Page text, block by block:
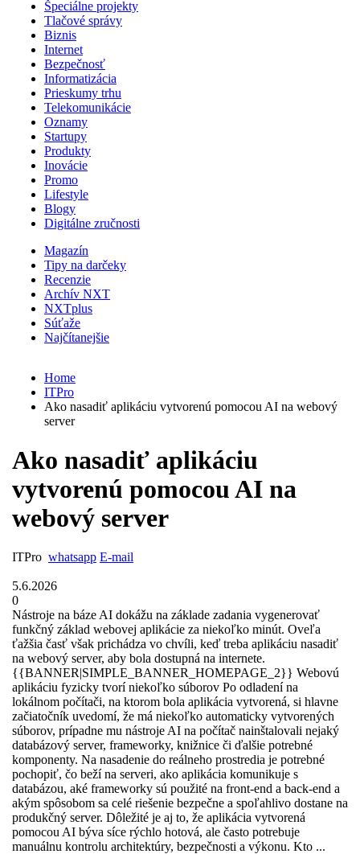
Špeciálne projekty
Tlačové správy
Biznis
Internet
Bezpečnosť
Informatizácia
Prieskumy trhu
Telekomunikácie
Oznamy
Startupy
Produkty
Inovácie
Promo
Lifestyle
Blogy
Digitálne zručnosti
Magazín
Tipy na darčeky
Recenzie
Archív NXT
NXTplus
Súťaže
Najčítanejšie
Home
ITPro
Ako nasadiť aplikáciu vytvorenú pomocou AI na webový
server
Ako nasadiť aplikáciu
vytvorenú pomocou AI na
webový server
ITPro whatsapp E-mail
5.6.2026
0
Nástroje na báze AI dokážu na základe zadania vygenerovať
funkčný základ webovej aplikácie za niekoľko minút. Oveľa
ťažšia časť však prichádza vo chvíli, keď treba aplikáciu nasadiť
na webový server, aby bola dostupná na internete.
{{BANNER|SIMPLE_BANNER_HOMEPAGE_2}} Webovú
aplikáciu fyzicky tvorí niekoľko súborov Po odladení na
lokálnom počítači, na ktorom bola aplikácia vytvorená, si hlavne
začiatočník uvedomí, že má niekoľko automaticky vytvorených
súborov, prípadne mu nástroje AI na počítač nainštalovali nejaký
databázový server, frameworky, knižnice či ďalšie potrebné
komponenty. Na nasadenie do reálneho prostredia je potrebné
pochopiť, čo beží na serveri, ako aplikácia komunikuje s
databázou, aké frameworky sú použité na front-end a back-end a
akým spôsobom sa celé riešenie bezpečne a spoľahlivo dostane na
produkčný server. Dôležité je aj to, že aplikácia vytvorená
pomocou AI býva síce rýchlo hotová, ale často potrebuje
manuálnu kontrolu architektúry, bezpečnosti a výkonu. Kto ...